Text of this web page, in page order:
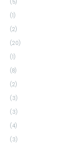
(5)
(1)
(2)
(20)
(1)
(8)
(2)
(3)
(3)
(4)
(3)